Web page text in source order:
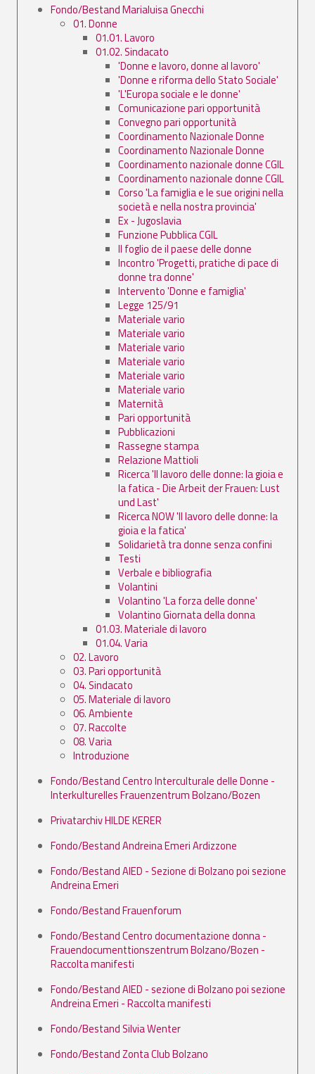
Fondo/Bestand Marialuisa Gnecchi
01. Donne
01.01. Lavoro
01.02. Sindacato
'Donne e lavoro, donne al lavoro'
'Donne e riforma dello Stato Sociale'
'L'Europa sociale e le donne'
Comunicazione pari opportunità
Convegno pari opportunità
Coordinamento Nazionale Donne
Coordinamento Nazionale Donne
Coordinamento nazionale donne CGIL
Coordinamento nazionale donne CGIL
Corso 'La famiglia e le sue origini nella
società e nella nostra provincia'
Ex - Jugoslavia
Funzione Pubblica CGIL
Il foglio de il paese delle donne
Incontro 'Progetti, pratiche di pace di
donne tra donne'
Intervento 'Donne e famiglia'
Legge 125/91
Materiale vario
Materiale vario
Materiale vario
Materiale vario
Materiale vario
Materiale vario
Maternità
Pari opportunità
Pubblicazioni
Rassegne stampa
Relazione Mattioli
Ricerca 'Il lavoro delle donne: la gioia e
la fatica - Die Arbeit der Frauen: Lust
und Last'
Ricerca NOW 'Il lavoro delle donne: la
gioia e la fatica'
Solidarietà tra donne senza confini
Testi
Verbale e bibliografia
Volantini
Volantino 'La forza delle donne'
Volantino Giornata della donna
01.03. Materiale di lavoro
01.04. Varia
02. Lavoro
03. Pari opportunità
04. Sindacato
05. Materiale di lavoro
06. Ambiente
07. Raccolte
08. Varia
Introduzione
Fondo/Bestand Centro Interculturale delle Donne -
Interkulturelles Frauenzentrum Bolzano/Bozen
Privatarchiv HILDE KERER
Fondo/Bestand Andreina Emeri Ardizzone
Fondo/Bestand AIED - Sezione di Bolzano poi sezione
Andreina Emeri
Fondo/Bestand Frauenforum
Fondo/Bestand Centro documentazione donna -
Frauendocumenttionszentrum Bolzano/Bozen -
Raccolta manifesti
Fondo/Bestand AIED - sezione di Bolzano poi sezione
Andreina Emeri - Raccolta manifesti
Fondo/Bestand Silvia Wenter
Fondo/Bestand Zonta Club Bolzano